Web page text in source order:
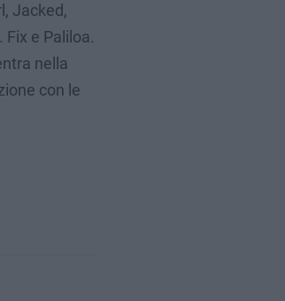
Jacked,
Fix e Paliloa.
nella
con le